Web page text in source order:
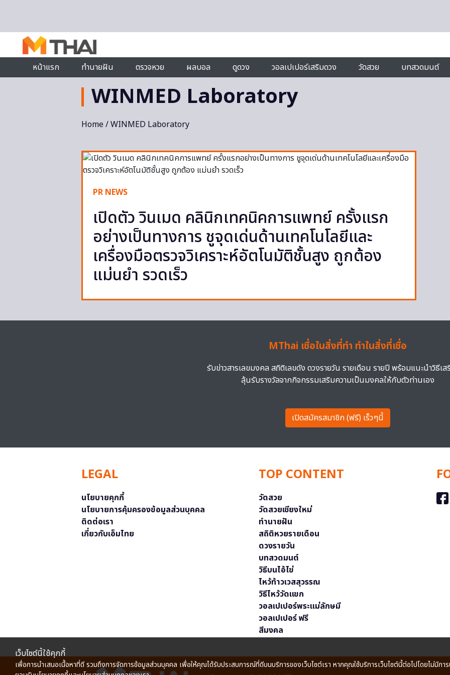
หน้าแรก
ทำนายฝัน ตรวจหวย ผลบอล ดูดวง วอลเปเปอร์เสริมดวง วัดสวย บทสวดมนต์
WINMED Laboratory
Home/ WINMED Laboratory
PR NEWS
เปิดตัว วินเมด คลินิกเทคนิคการแพทย์ ครั้งแรก
อย่างเป็นทางการ ชูจุดเด่นด้านเทคโนโลยีและ
เครื่องมือตรวจวิเคราะห์อัตโนมัติชั้นสูง ถูกต้อง
แม่นยำ รวดเร็ว
MThai เชื่อในสิ่งที่ทำ ทำในสิ่งที่เชื่อ
รับข่าวสารเลขมงคล สถิติเลขดัง ดวงรายวัน รายเดือน รายปี พร้อมแนะนำวิธีเส
ลุ้นรับรางวัลจากกิจกรรมเสริมความเป็นมงคลให้กับตัวท่านเอง
เปิดสมัครสมาชิก (ฟรี) เร็วๆนี้
LEGAL
นโยบายคุกกี้
นโยบายการคุ้มครองข้อมูลส่วนบุคคล
ติดต่อเรา
เกี่ยวกับเอ็มไทย
TOP CONTENT
วัดสวย
วัดสวยเชียงใหม่
ทำนายฝัน
สถิติหวยรายเดือน
ดวงรายวัน
บทสวดมนต์
วิธีบนไอ้ไข่
ไหว้ท้าวเวสสุวรรณ
วิธีไหว้วัดแขก
วอลเปเปอร์พระแม่ลักษมี
วอลเปเปอร์ ฟรี
สีมงคล
เว็บไซต์นี้ใช้คุกกี้
เพื่อการนำเสนอเนื้อหาที่ดี รวมถึงการจัดการข้อมูลส่วนบุคคล เพื่อให้คุณได้รับประสบการณ์ที่ดีบนบริการของเว็บไซต์เรา หากคุณใช้บริการเว็บไซต์นี้ต่อไปโดยไม่มีก